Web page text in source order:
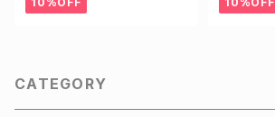
CATEGORY